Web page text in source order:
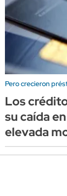
Pero crecieron
Los
su caída
elevada